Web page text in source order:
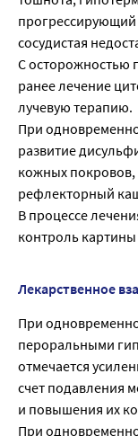
прогрессирующий
сосудистая
С осторожностью
ранее лечение
лучевую терапию.
При
развитие
кожных покровов,
рефлекторный
В процессе
контроль
Лекарственное
При
пероральными
отмечается
счет подавления
и повышения их
При